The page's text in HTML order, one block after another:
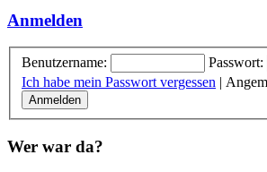
Anmelden
Benutzername:
Passwort:
Ich habe mein Passwort vergessen |
Wer war da?